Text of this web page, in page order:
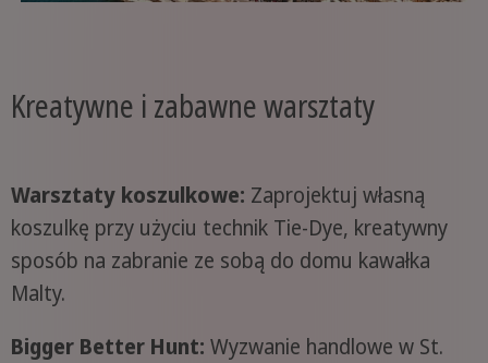
Kreatywne i zabawne warsztaty
Warsztaty koszulkowe: Zaprojektuj własną
koszulkę przy użyciu technik Tie-Dye, kreatywny
sposób na zabranie ze sobą do domu kawałka
Malty.
Bigger Better Hunt: Wyzwanie handlowe w St.